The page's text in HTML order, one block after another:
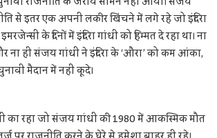
से इतर एक अपनी लकीर खिंचने में लगे रहे जो इंदिरा
के दिनों में इंदिरा गांधी को हिम्मत दे रहा था। ना
ना ही संजय गांधी ने इंदिरा के ‘औरा’ को कम आंका,
मैदान में नहीं कूदे।
का रहा जो संजय गांधी की 1980 में आकस्मिक मौत